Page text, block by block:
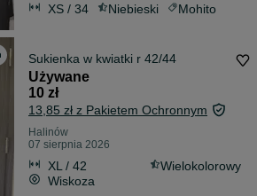
XS / 34 Niebieski Mohito
Sukienka w kwiatki r 42/44
Używane
10 zł
13,85 zł z Pakietem Ochronnym
Halinów
07 sierpnia 2026
XL / 42
Wielokolorowy
Wiskoza